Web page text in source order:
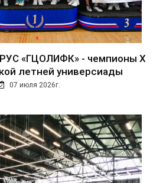
«ГЦОЛИФК» - чемпионы Х
летней универсиады
07 июля 2026г.